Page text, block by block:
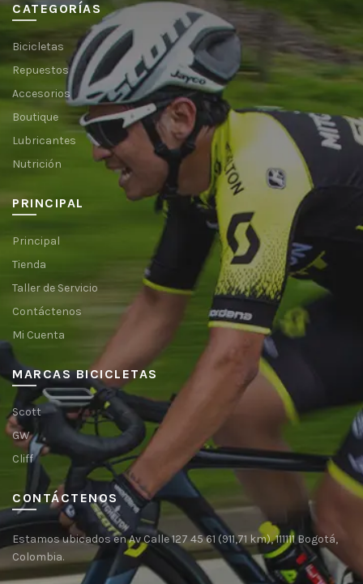
CATEGORÍAS
Bicicletas
Repuestos
Accesorios
Boutique
Lubricantes
Nutrición
PRINCIPAL
Principal
Tienda
Taller de Servicio
Contáctenos
Mi Cuenta
MARCAS BICICLETAS
Scott
GW
Cliff
CONTÁCTENOS
Estamos ubicados en Av Calle 127 45 61 (911,71 km), 111111 Bogotá,
Colombia.